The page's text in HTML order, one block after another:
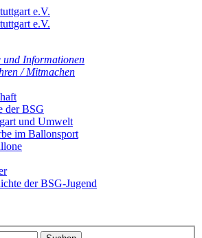
und Informationen
/ Mitmachen
der BSG
und Umwelt
im Ballonsport
der BSG-Jugend